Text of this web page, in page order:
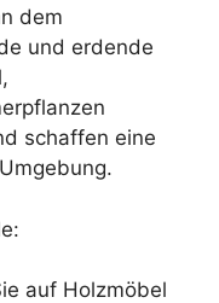
dem
und erdende
schaffen eine
auf Holzmöbel